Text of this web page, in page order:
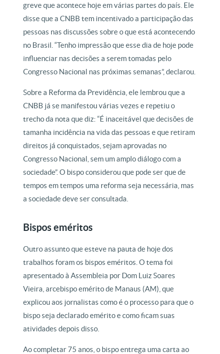
greve que acontece hoje em várias partes do país. Ele
disse que a CNBB tem incentivado a participação das
pessoas nas discussões sobre o que está acontecendo
no Brasil. “Tenho impressão que esse dia de hoje pode
influenciar nas decisões a serem tomadas pelo
Congresso Nacional nas próximas semanas”, declarou.
Sobre a Reforma da Previdência, ele lembrou que a
CNBB já se manifestou várias vezes e repetiu o
trecho da nota que diz: “É inaceitável que decisões de
tamanha incidência na vida das pessoas e que retiram
direitos já conquistados, sejam aprovadas no
Congresso Nacional, sem um amplo diálogo com a
sociedade”. O bispo considerou que pode ser que de
tempos em tempos uma reforma seja necessária, mas
a sociedade deve ser consultada.
Bispos eméritos
Outro assunto que esteve na pauta de hoje dos
trabalhos foram os bispos eméritos. O tema foi
apresentado à Assembleia por Dom Luiz Soares
Vieira, arcebispo emérito de Manaus (AM), que
explicou aos jornalistas como é o processo para que o
bispo seja declarado emérito e como ficam suas
atividades depois disso.
Ao completar 75 anos, o bispo entrega uma carta ao